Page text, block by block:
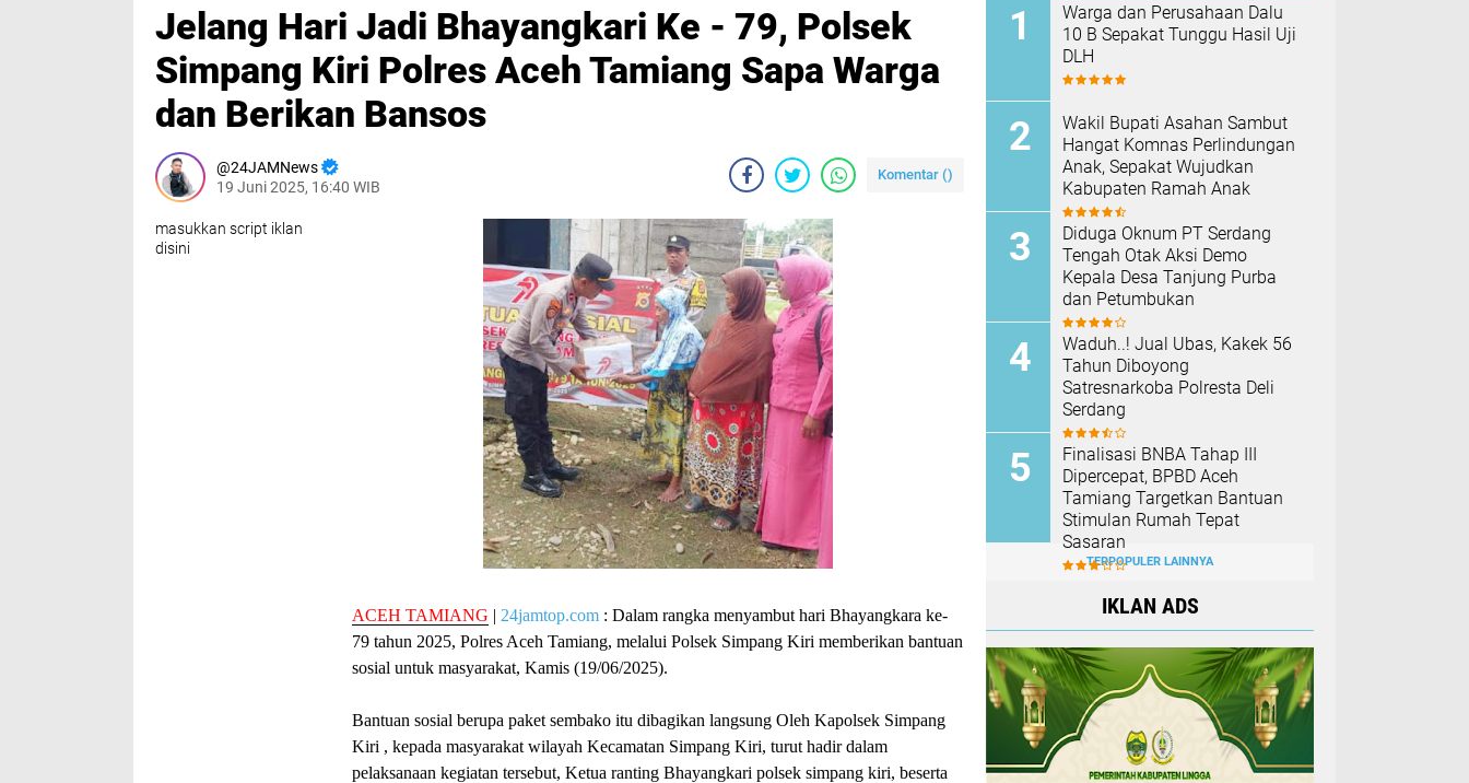
Jelang Hari Jadi Bhayangkari Ke - 79, Polsek
Simpang Kiri Polres Aceh Tamiang Sapa Warga
dan Berikan Bansos
24JAMNews
19 Juni 2025, 16:40 WIB
Komentar ()
masukkan script iklan
disini
ACEH TAMIANG | 24jamtop.com : Dalam rangka menyambut hari Bhayangkara ke-
79 tahun 2025, Polres Aceh Tamiang, melalui Polsek Simpang Kiri memberikan bantuan
sosial untuk masyarakat, Kamis (19/06/2025).
Bantuan sosial berupa paket sembako itu dibagikan langsung Oleh Kapolsek Simpang
Kiri , kepada masyarakat wilayah Kecamatan Simpang Kiri, turut hadir dalam
pelaksanaan kegiatan tersebut, Ketua ranting Bhayangkari polsek simpang kiri, beserta
Warga dan Perusahaan Dalu
10 B Sepakat Tunggu Hasil Uji
DLH
Wakil Bupati Asahan Sambut
Hangat Komnas Perlindungan
Anak, Sepakat Wujudkan
Kabupaten Ramah Anak
Diduga Oknum PT Serdang
Tengah Otak Aksi Demo
Kepala Desa Tanjung Purba
dan Petumbukan
Waduh..! Jual Ubas, Kakek 56
Tahun Diboyong
Satresnarkoba Polresta Deli
Serdang
Finalisasi BNBA Tahap III
Dipercepat, BPBD Aceh
Tamiang Targetkan Bantuan
Stimulan Rumah Tepat
Sasaran
TERPOPULER LAINNYA
IKLAN ADS